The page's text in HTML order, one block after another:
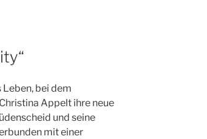
bei dem
Appelt ihre neue
und seine
mit einer